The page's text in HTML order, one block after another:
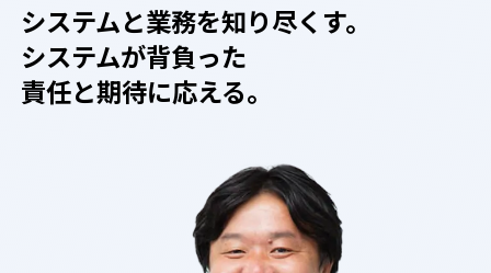
システムと業務を知り尽くす。
システムが背負った
責任と期待に応える。